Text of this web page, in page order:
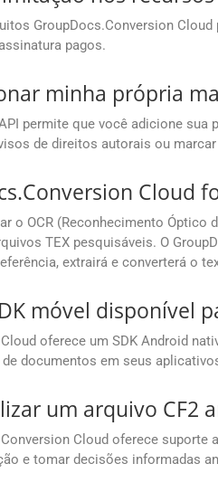
GroupDocs.Conversion
pagos.
minha própria
permite que você adicione sua
de direitos autorais ou
Cloud
o OCR (Reconhecimento Óptico
TEX pesquisáveis. O
extrairá e converterá o
móvel disponível
oferece um SDK Android
documentos em seus
um arquivo CF2
Cloud oferece
e tomar decisões informadas